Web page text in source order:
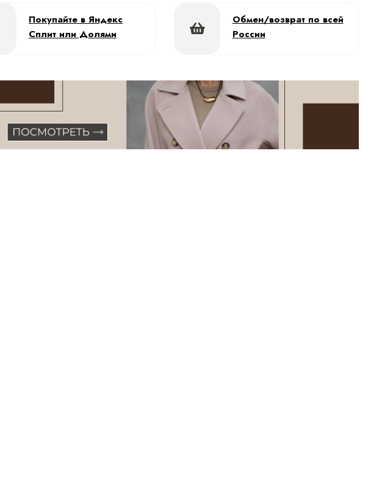
Покупайте в Яндекс
Сплит или Долями
Обмен/возврат по всей
России